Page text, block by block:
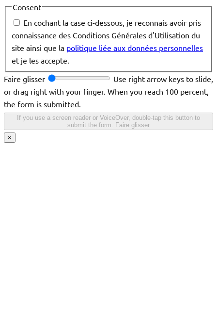
Consent
En cochant la case ci-dessous, je reconnais avoir pris
connaissance des Conditions Générales d'Utilisation du
site ainsi que la politique liée aux données personnelles
et je les accepte.
Faire glisser
Use right arrow keys to slide,
or drag right with your finger. When you reach 100 percent,
the form is submitted.
If you use a screen reader or VoiceOver, double-tap this button to
submit the form.
Faire glisser
×